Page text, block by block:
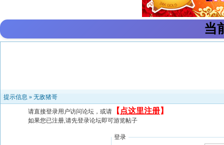
当
提示信息 » 无敌猪哥
请直接登录用户访问论坛，或请 【 点这里注册】
如果您已注册,请先登录论坛即可游览帖子
登录